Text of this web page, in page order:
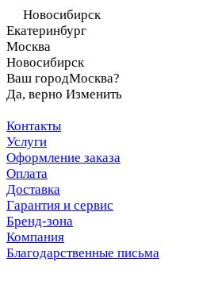
Новосибирск
Екатеринбург
Москва
Новосибирск
Ваш городМосква?
Да, верно Изменить
Контакты
Услуги
Оформление заказа
Оплата
Доставка
Гарантия и сервис
Бренд-зона
Компания
Благодарственные письма